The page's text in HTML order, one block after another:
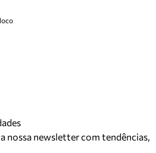
nossa newsletter com tendências,